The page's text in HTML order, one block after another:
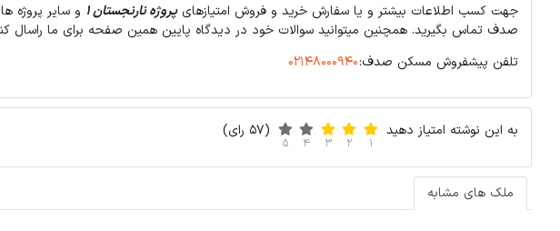
جهت کسب اطلاعات بیشتر و یا سفارش خرید و فروش امتیازهایپروژه نارنجستان ۱ و سایر پروژه
صدف تماس بگیرید. همچنین میتوانید سوالات خود در دیدگاه پایین همین صفحه برای ما راسال
تلفن پیشفروش مسکن صدف:02148000940
به این نوشته امتیاز دهید
1
2
3
4
5
(57 رای)
ملک های مشابه